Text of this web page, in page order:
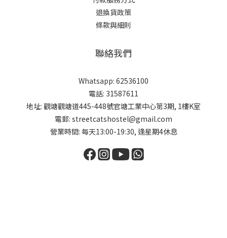
退換貨政策
條款與細則
聯絡我們
Whatsapp: 62536100
電話: 31587611
地址: 觀塘觀塘道445-448號官塘工業中心第3期, 1樓K室
電郵: streetcatshostel@gmail.com
營業時間: 每天13:00-19:30, 逢星期4休息